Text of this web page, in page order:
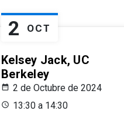
2 OCT
Kelsey Jack, UC
Berkeley
2 de Octubre de 2024
13:30 a 14:30